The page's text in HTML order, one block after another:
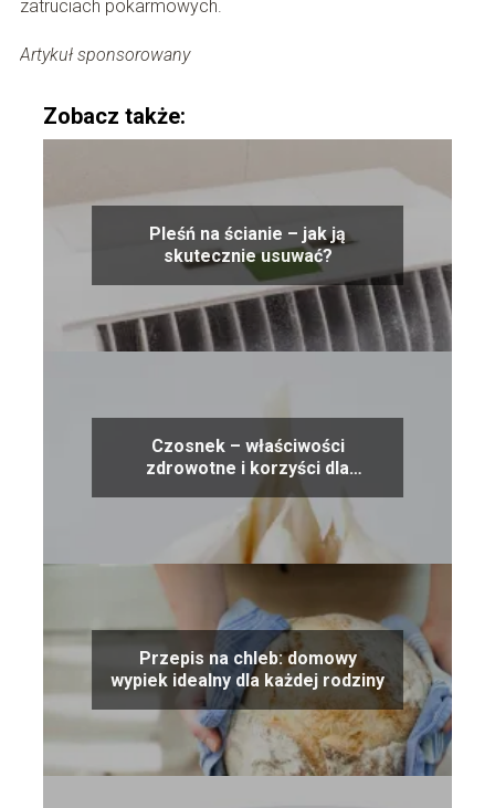
zatruciach pokarmowych.
Artykuł sponsorowany
Zobacz także:
Pleśń na ścianie – jak ją
skutecznie usuwać?
Czosnek – właściwości
zdrowotne i korzyści dla
organizmu
Przepis na chleb: domowy
wypiek idealny dla każdej rodziny